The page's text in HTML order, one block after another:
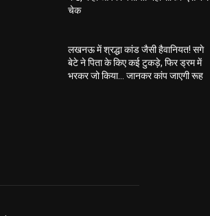
चेक
लखनऊ में श्रद्धा कांड जैसी हैवानियत! सगे
बेटे ने पिता के किए कई टुकड़े, फिर ड्रम में
भरकर जो किया… जानकर कांप जाएगी रूह